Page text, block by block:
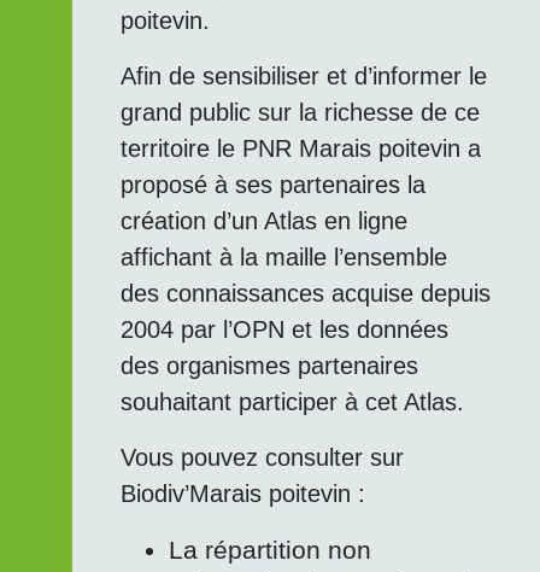
poitevin.
Afin de sensibiliser et d’informer le
grand public sur la richesse de ce
territoire le PNR Marais poitevin a
proposé à ses partenaires la
création d’un Atlas en ligne
affichant à la maille l’ensemble
des connaissances acquise depuis
2004 par l’OPN et les données
des organismes partenaires
souhaitant participer à cet Atlas.
Vous pouvez consulter sur
Biodiv’Marais poitevin :
La répartition non